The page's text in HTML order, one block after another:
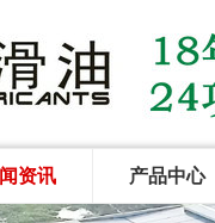
资讯 产品中心